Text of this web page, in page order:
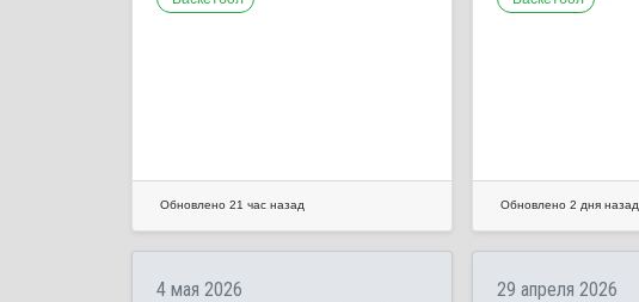
Обновлено 21 час назад Обновлено 2 дня назад
4 мая 2026
29 апреля 2026